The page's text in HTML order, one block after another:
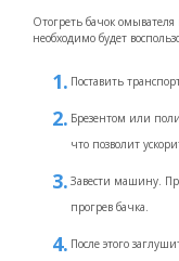
Отогреть бачок
необходимо будет
Поставить
Брезентом или
что позволит
Завести машину.
прогрев бачка.
После этого